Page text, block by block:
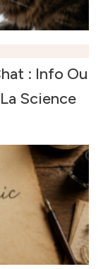
: Info Ou
Science